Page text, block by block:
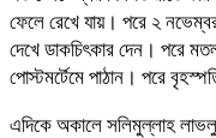
ফেলে রেখে যায়। পরে ২
দেখে ডাকচিৎকার দেন। পরে
পোস্টমর্টেমে পাঠান। পরে
এদিকে অকালে সলিমুল্লাহ